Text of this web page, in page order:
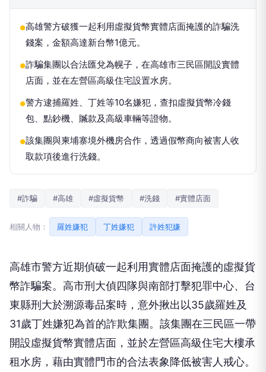
●高雄警方破獲一起利用虛擬貨幣實體店面掩護的詐騙洗
錢案，金額高達新台幣1億元。
●詐騙集團以合法匯兌為幌子，在高雄市三民區開設實體
店面，並在左營區高級住宅設置水房。
●警方逮捕羅姓、丁姓等10名嫌犯，查扣虛擬貨幣冷錢
包、點鈔機、贓款及高級車輛等證物。
●該集團與柬埔寨境外機房合作，透過假幣商向被害人收
取款項後進行洗錢。
#詐騙 #高雄 #虛擬貨幣 #洗錢 #實體店面
相關人物： 羅姓嫌犯 丁姓嫌犯 許姓犯嫌
高雄市警方近期偵破一起利用實體店面掩護的虛擬貨
幣詐騙案。高市刑大偵四隊與南部打擊犯罪中心、台
東縣刑大於溯源毒品案時，意外揪出以35歲羅姓及
31歲丁姓嫌犯為首的詐欺集團。該集團在三民區一帶
開設虛擬貨幣實體店面，並於左營區高級住宅大樓承
租水房，藉由實體門市的合法表象降低被害人戒心。